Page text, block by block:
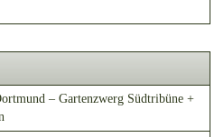
– Gartenzwerg Südtribüne +